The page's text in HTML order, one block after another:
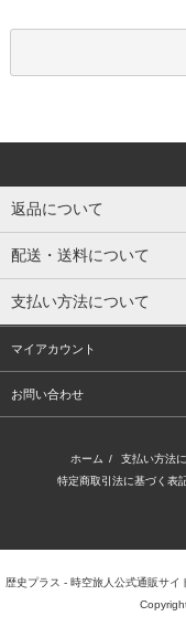
返品について
配送・送料について
支払い方法について
マイアカウント
お問い合わせ
ホーム / 支払い方法
特定商取引法に基づく表
歴史プラス - 時空旅人公式通販サ